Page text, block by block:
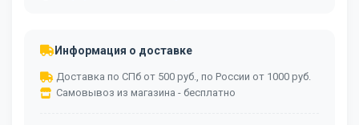
Информация о доставке
Доставка по СПб от 500 руб., по России от 1000 руб.
Самовывоз из магазина - бесплатно